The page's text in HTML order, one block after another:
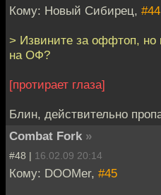
Кому: Новый Сибирец, #44
> Извините за оффтоп, но
на ОФ?
[протирает глаза]
Блин, действительно
Combat Fork »
#48 | 16.02.09 20:14
Кому: DOOMer, #45